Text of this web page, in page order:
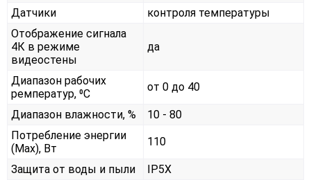
Датчики
контроля температуры
Отображение сигнала
4К в режиме
видеостены
да
Диапазон рабочих
ремператур, ⁰С
от 0 до 40
Диапазон влажности, %
10 - 80
Потребление энергии
(Max), Вт
110
Защита от воды и пыли
IP5X